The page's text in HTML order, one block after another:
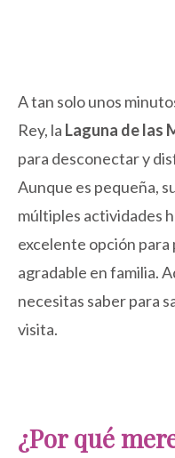
A tan solo unos
Rey, la Laguna de las
para desconectar y
Aunque es pequeña,
múltiples actividades
excelente opción para
agradable en familia.
necesitas saber para
visita.
¿Por qué